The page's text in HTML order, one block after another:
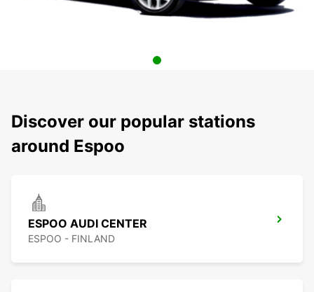
Discover our popular stations
around Espoo
ESPOO AUDI CENTER
ESPOO - FINLAND